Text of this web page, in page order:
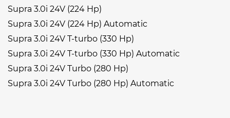
Supra 3.0i 24V (224 Hp)
Supra 3.0i 24V (224 Hp) Automatic
Supra 3.0i 24V T-turbo (330 Hp)
Supra 3.0i 24V T-turbo (330 Hp) Automatic
Supra 3.0i 24V Turbo (280 Hp)
Supra 3.0i 24V Turbo (280 Hp) Automatic